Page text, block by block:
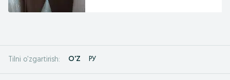
Tilni o'zgartirish: O'Z РУ